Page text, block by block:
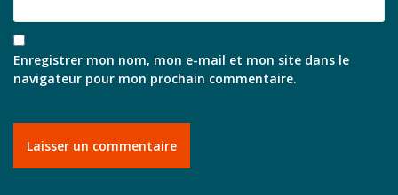
Enregistrer mon nom, mon e-mail et mon site dans le
navigateur pour mon prochain commentaire.